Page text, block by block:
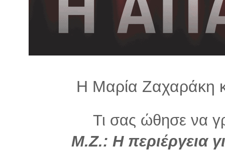
Η Μαρία Ζαχαράκη
Τι σας ώθησε να
Μ.Ζ.: Η περιέργεια